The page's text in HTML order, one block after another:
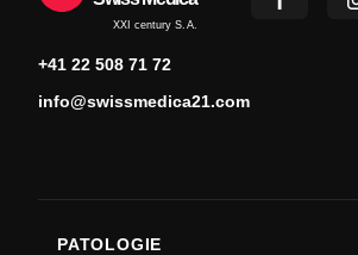
XXI century S.A.
+41 22 508 71 72
info@swissmedica21.com
PATOLOGIE